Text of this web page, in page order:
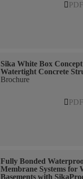
Sika White Box
Watertight Concrete
Brochure
Fully Bonded
Membrane Systems for
Basements with